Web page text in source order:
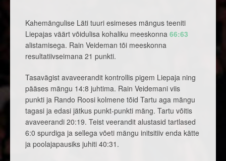
Kahemängulise Läti tuuri esimeses mängus teeniti
Liepajas väärt võidulisa kohaliku meeskonna 66:63
alistamisega. Rain Veideman tõi meeskonna
resultatiivseimana 21 punkti.
Tasavägist avaveerandit kontrollis pigem Liepaja ning
pääses mängu 14:8 juhtima. Rain Veidemani viis
punkti ja Rando Roosi kolmene tõid Tartu aga mängu
tagasi ja edasi jätkus punkt-punkti mäng. Tartu võitis
avaveerandi 20:19. Teist veerandit alustasid tartlased
6:0 spurdiga ja sellega võeti mängu initsitiiv enda kätte
ja poolajapausiks juhiti 40:31.